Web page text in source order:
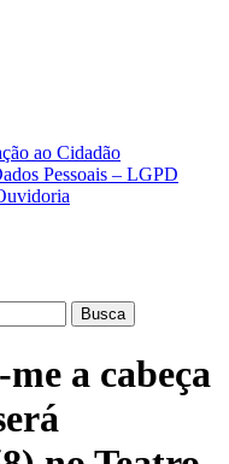
ao Cidadão
Pessoais – LGPD
Busca
a cabeça